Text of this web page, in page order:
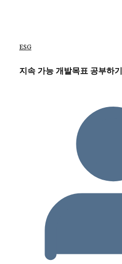
ESG
지속 가능 개발목표 공부하기